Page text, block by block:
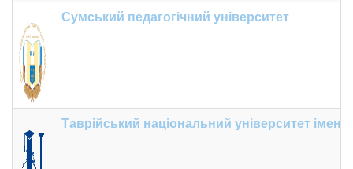
Сумський педагогічний університет
Таврійський національний університет імені